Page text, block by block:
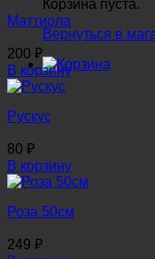
Корзина пуста.
Вернуться в
Маттиола
200 ₽
В корзину
Рускус
80 ₽
В корзину
Роза 50см
249 ₽